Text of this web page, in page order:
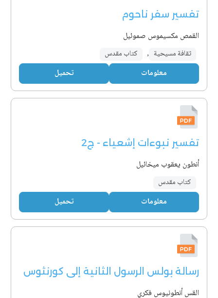
تفسير سفر ناحوم
القمص مكسيموس صموئيل
ثقافة مسيحية , كتاب مقدس
معلومات تحميل
تفسير نبوءات إشعياء - ج2
أنطون يعقوب ميخائيل
كتاب مقدس
معلومات تحميل
رسالة بولس الرسول الثانية إلى كورنثوس
القس أنطونيوس فكري